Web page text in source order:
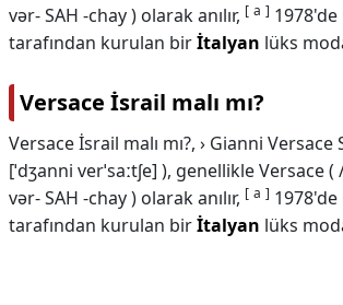
vər- SAH -chay ) olarak anılır, [ a ]
tarafından kurulan birİtalyan lüks
Versace İsrail malı mı?
Versace İsrail malı mı?, › Gianni Versace
[ˈdʒanni verˈsaːtʃe] ), ​​genellikle Versace ( /
vər- SAH -chay ) olarak anılır, [ a ]
tarafından kurulan birİtalyan lüks